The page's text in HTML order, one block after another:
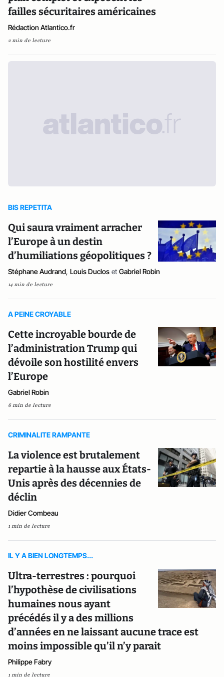
failles sécuritaires américaines
Rédaction Atlantico.fr
2 min de lecture
BIS REPETITA
Qui saura vraiment arracher
l’Europe à un destin
d’humiliations géopolitiques ?
Stéphane Audrand, Louis Duclos et Gabriel Robin
14 min de lecture
A PEINE CROYABLE
Cette incroyable bourde de
l’administration Trump qui
dévoile son hostilité envers
l’Europe
Gabriel Robin
6 min de lecture
CRIMINALITE RAMPANTE
La violence est brutalement
repartie à la hausse aux États-
Unis après des décennies de
déclin
Didier Combeau
1 min de lecture
IL Y A BIEN LONGTEMPS...
Ultra-terrestres : pourquoi
l’hypothèse de civilisations
humaines nous ayant
précédés il y a des millions
d’années en ne laissant aucune trace est
moins impossible qu’il n’y parait
Philippe Fabry
1 min de lecture